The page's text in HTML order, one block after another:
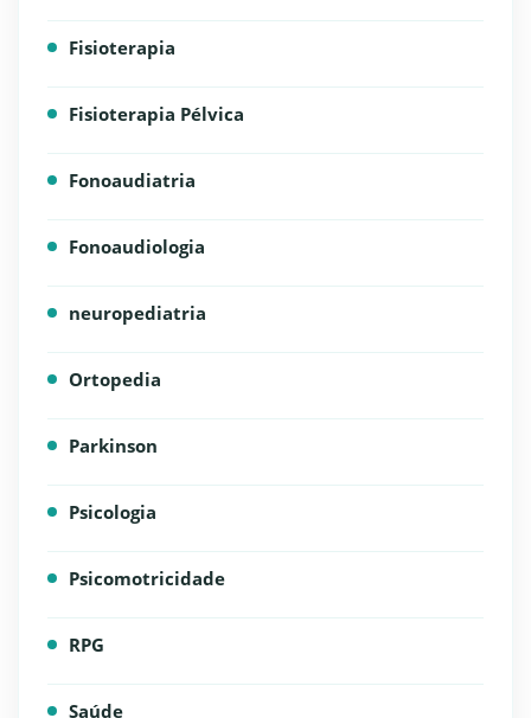
Fisioterapia
Fisioterapia Pélvica
Fonoaudiatria
Fonoaudiologia
neuropediatria
Ortopedia
Parkinson
Psicologia
Psicomotricidade
RPG
Saúde